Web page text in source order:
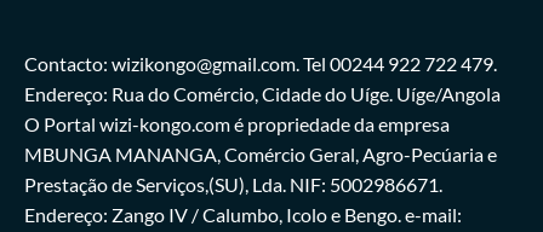
Contacto: wizikongo@gmail.com. Tel 00244 922 722 479.
Endereço: Rua do Comércio, Cidade do Uíge. Uíge/Angola
O Portal wizi-kongo.com é propriedade da empresa
MBUNGA MANANGA, Comércio Geral, Agro-Pecúaria e
Prestação de Serviços,(SU), Lda. NIF: 5002986671.
Endereço: Zango IV / Calumbo, Icolo e Bengo. e-mail: